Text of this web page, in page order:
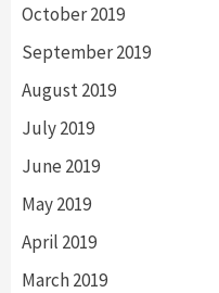
October 2019
September 2019
August 2019
July 2019
June 2019
May 2019
April 2019
March 2019